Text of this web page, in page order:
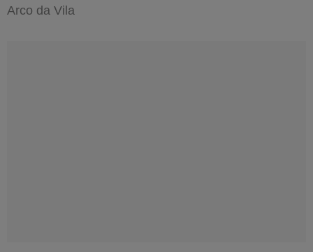
Arco da Vila